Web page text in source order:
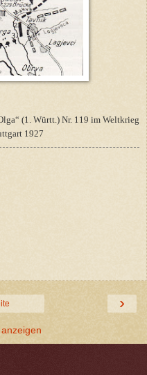
(1. Württ.) Nr. 119 im Weltkrieg
1927
›